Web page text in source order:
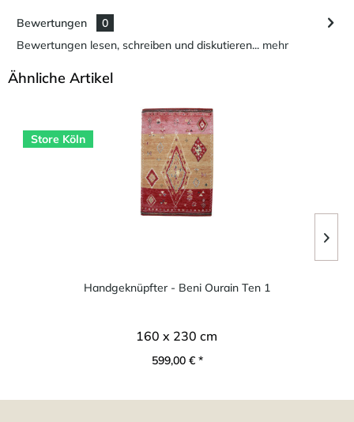
Bewertungen
0
Bewertungen lesen, schreiben und diskutieren... mehr
Ähnliche Artikel
Store Köln
Handgeknüpfter - Beni Ourain Ten 1
160 x 230 cm
599,00 € *